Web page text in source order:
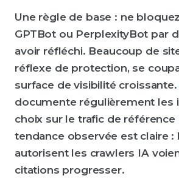
Une règle de base : ne
GPTBot ou PerplexityBot par
avoir réfléchi. Beaucoup de
réflexe de protection, se
surface de visibilité croissante.
documente régulièrement les
choix sur le trafic de
tendance observée est claire :
autorisent les crawlers IA
citations progresser.